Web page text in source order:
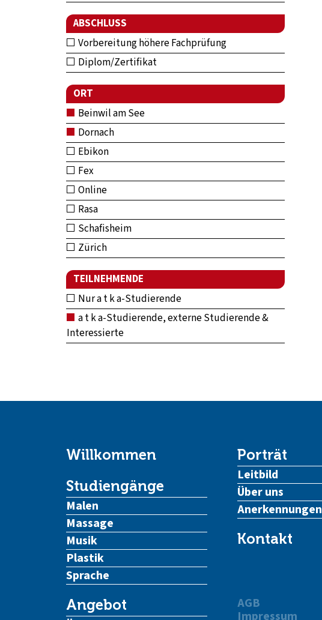
ABSCHLUSS
Vorbereitung höhere Fachprüfung
Diplom/Zertifikat
ORT
Beinwil am See
Dornach
Ebikon
Fex
Online
Rasa
Schafisheim
Zürich
TEILNEHMENDE
Nur a t k a-Studierende
a t k a-Studierende, externe Studierende &
Interessierte
Willkommen
Studiengänge
Malen
Massage
Musik
Plastik
Sprache
Angebot
Porträt
Leitbild
Über uns
Anerkennungen
Kontakt
AGB
Impressum